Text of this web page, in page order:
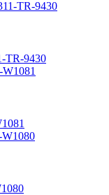
TR-9430